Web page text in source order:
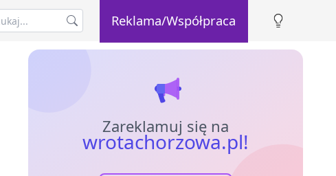
Reklama/Współpraca
Zareklamuj się na
wrotachorzowa.pl!